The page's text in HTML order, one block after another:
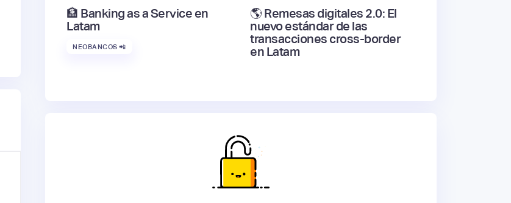
🏦 Banking as a Service en
Latam
NEOBANCOS 📲
🌎 Remesas digitales 2.0: El
nuevo estándar de las
transacciones cross-border
en Latam